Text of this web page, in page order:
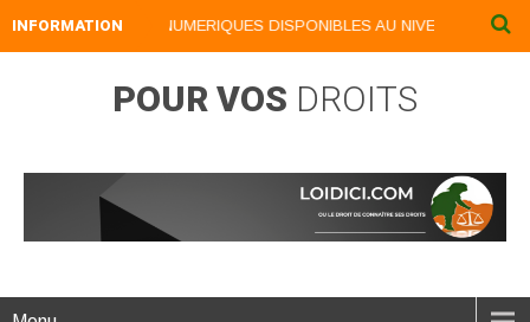
INFORMATION
NOS LIVRES NUMERIQUES DISPONIBLES AU NIVEAU DU
POUR VOS DROITS